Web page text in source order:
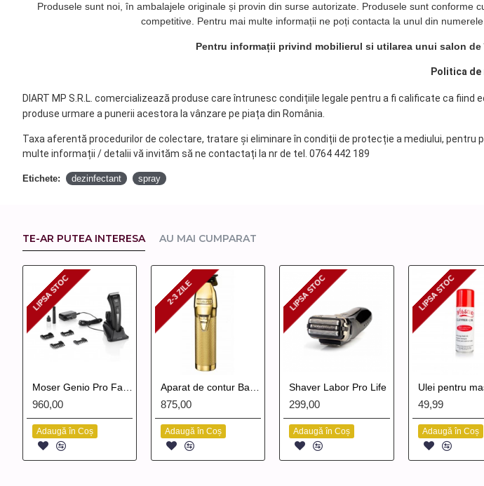
Produsele sunt noi, în ambalajele originale și provin din surse autorizate. Produsele sunt
competitive. Pentru mai multe informații ne poți contacta la unul din
Pentru informații privind mobilierul si utilarea unui salon
Politica de
DIART MP S.R.L. comercializează produse care întrunesc condițiile legale pentru a fi calificate ca
produse urmare a punerii acestora la vânzare pe piața din România.
Taxa aferentă procedurilor de colectare, tratare și eliminare în condiții de protecție a mediului, pentru
multe informații / detalii vă invităm să ne contactați la nr de tel. 0764 442 189
Etichete: dezinfectant spray
TE-AR PUTEA INTERESA AU MAI CUMPARAT
LIPSA STOC
LIPSA STOC
960,00
Adaugă în Coș
2-3 ZILE
2-3 ZILE
875,00
Adaugă în Coș
LIPSA STOC
LIPSA STOC
Shaver Labor Pro Life
299,00
Adaugă în Coș
LIPSA STOC
LIPSA STOC
49,99
Adaugă în Coș